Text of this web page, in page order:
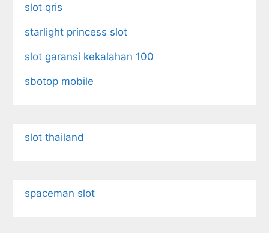
slot qris
starlight princess slot
slot garansi kekalahan 100
sbotop mobile
slot thailand
spaceman slot